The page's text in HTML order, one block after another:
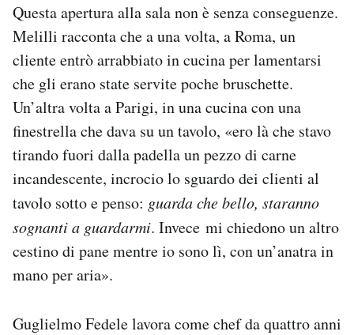
Questa apertura alla sala non è senza conseguenze.
Melilli racconta che a una volta, a Roma, un
cliente entrò arrabbiato in cucina per lamentarsi
che gli erano state servite poche bruschette.
Un’altra volta a Parigi, in una cucina con una
finestrella che dava su un tavolo, «ero là che stavo
tirando fuori dalla padella un pezzo di carne
incandescente, incrocio lo sguardo dei clienti al
tavolo sotto e penso: guarda che bello, staranno
sognanti a guardarmi. Invece mi chiedono un altro
cestino di pane mentre io sono lì, con un’anatra in
mano per aria».
Guglielmo Fedele lavora come chef da quattro anni